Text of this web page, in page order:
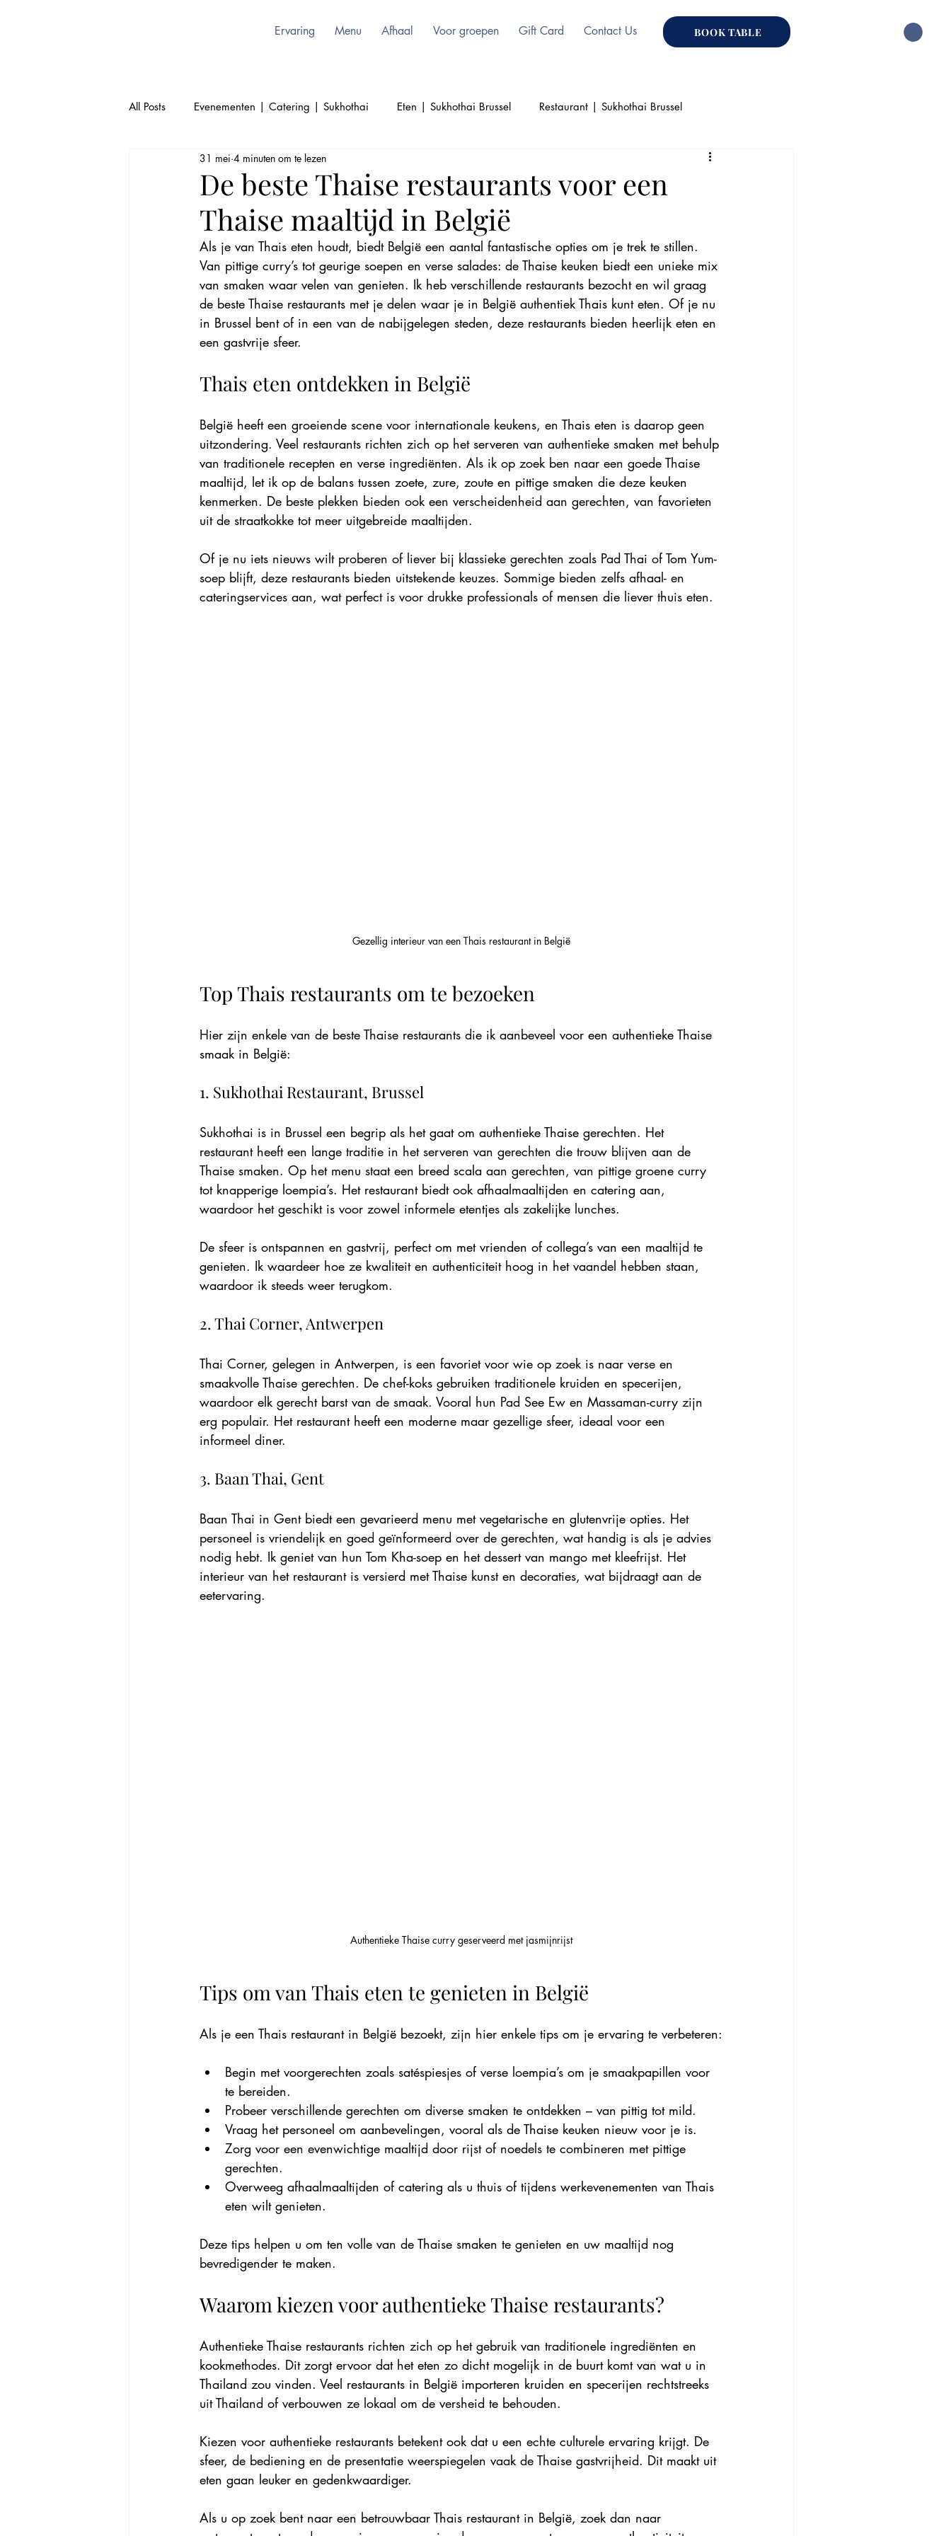
BOOK TABLE
Ervaring Menu Afhaal Voor groepen Gift Card Contact Us
All Posts Evenementen | Catering | Sukhothai Eten | Sukhothai Brussel Restaurant | Sukhothai Brussel
Cultuur | Thai | Sukhothai Brussel
Thai Keuken | Authentiek Thai Culinair | Sukhothai Cultuur | Sukhothai
De beste Thaise restaurants voor een
Thaise maaltijd in België
31 mei 4 minuten om te lezen
Als je van Thais eten houdt, biedt België een aantal fantastische opties om je trek te stillen.
Van pittige curry’s tot geurige soepen en verse salades: de Thaise keuken biedt een unieke mix
van smaken waar velen van genieten. Ik heb verschillende restaurants bezocht en wil graag
de beste Thaise restaurants met je delen waar je in België authentiek Thais kunt eten. Of je nu
in Brussel bent of in een van de nabijgelegen steden, deze restaurants bieden heerlijk eten en
een gastvrije sfeer.
Thais eten ontdekken in België
België heeft een groeiende scene voor internationale keukens, en Thais eten is daarop geen
uitzondering. Veel restaurants richten zich op het serveren van authentieke smaken met behulp
van traditionele recepten en verse ingrediënten. Als ik op zoek ben naar een goede Thaise
maaltijd, let ik op de balans tussen zoete, zure, zoute en pittige smaken die deze keuken
kenmerken. De beste plekken bieden ook een verscheidenheid aan gerechten, van favorieten
uit de straatkokke tot meer uitgebreide maaltijden.
Of je nu iets nieuws wilt proberen of liever bij klassieke gerechten zoals Pad Thai of Tom Yum-
soep blijft, deze restaurants bieden uitstekende keuzes. Sommige bieden zelfs afhaal- en
cateringservices aan, wat perfect is voor drukke professionals of mensen die liever thuis eten.
Gezellig interieur van een Thais restaurant in België
Top Thais restaurants om te bezoeken
Hier zijn enkele van de beste Thaise restaurants die ik aanbeveel voor een authentieke Thaise
smaak in België:
1. Sukhothai Restaurant, Brussel
Sukhothai is in Brussel een begrip als het gaat om authentieke Thaise gerechten. Het
restaurant heeft een lange traditie in het serveren van gerechten die trouw blijven aan de
Thaise smaken. Op het menu staat een breed scala aan gerechten, van pittige groene curry
tot knapperige loempia’s. Het restaurant biedt ook afhaalmaaltijden en catering aan,
waardoor het geschikt is voor zowel informele etentjes als zakelijke lunches.
De sfeer is ontspannen en gastvrij, perfect om met vrienden of collega’s van een maaltijd te
genieten. Ik waardeer hoe ze kwaliteit en authenticiteit hoog in het vaandel hebben staan,
waardoor ik steeds weer terugkom.
2. Thai Corner, Antwerpen
Thai Corner, gelegen in Antwerpen, is een favoriet voor wie op zoek is naar verse en
smaakvolle Thaise gerechten. De chef-koks gebruiken traditionele kruiden en specerijen,
waardoor elk gerecht barst van de smaak. Vooral hun Pad See Ew en Massaman-curry zijn
erg populair. Het restaurant heeft een moderne maar gezellige sfeer, ideaal voor een
informeel diner.
3. Baan Thai, Gent
Baan Thai in Gent biedt een gevarieerd menu met vegetarische en glutenvrije opties. Het
personeel is vriendelijk en goed geïnformeerd over de gerechten, wat handig is als je advies
nodig hebt. Ik geniet van hun Tom Kha-soep en het dessert van mango met kleefrijst. Het
interieur van het restaurant is versierd met Thaise kunst en decoraties, wat bijdraagt aan de
eetervaring.
Authentieke Thaise curry geserveerd met jasmijnrijst
Tips om van Thais eten te genieten in België
Als je een Thais restaurant in België bezoekt, zijn hier enkele tips om je ervaring te verbeteren:
Begin met voorgerechten zoals satéspiesjes of verse loempia’s om je smaakpapillen voor
te bereiden.
Probeer verschillende gerechten om diverse smaken te ontdekken – van pittig tot mild.
Vraag het personeel om aanbevelingen, vooral als de Thaise keuken nieuw voor je is.
Zorg voor een evenwichtige maaltijd door rijst of noedels te combineren met pittige
gerechten.
Overweeg afhaalmaaltijden of catering als u thuis of tijdens werkevenementen van Thais
eten wilt genieten.
Deze tips helpen u om ten volle van de Thaise smaken te genieten en uw maaltijd nog
bevredigender te maken.
Waarom kiezen voor authentieke Thaise restaurants?
Authentieke Thaise restaurants richten zich op het gebruik van traditionele ingrediënten en
kookmethodes. Dit zorgt ervoor dat het eten zo dicht mogelijk in de buurt komt van wat u in
Thailand zou vinden. Veel restaurants in België importeren kruiden en specerijen rechtstreeks
uit Thailand of verbouwen ze lokaal om de versheid te behouden.
Kiezen voor authentieke restaurants betekent ook dat u een echte culturele ervaring krijgt. De
sfeer, de bediening en de presentatie weerspiegelen vaak de Thaise gastvrijheid. Dit maakt uit
eten gaan leuker en gedenkwaardiger.
Als u op zoek bent naar een betrouwbaar Thais restaurant in België, zoek dan naar